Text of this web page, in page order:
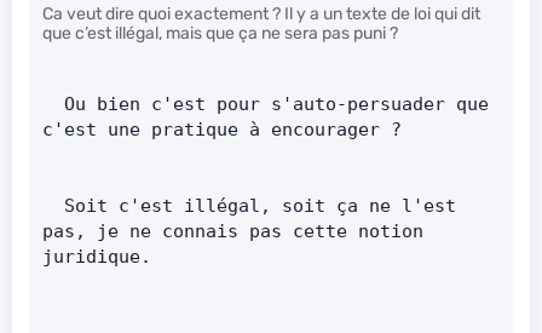
Ca veut dire quoi exactement ? Il y a un texte de loi qui dit
que c’est illégal, mais que ça ne sera pas puni ?
c'est une pratique à encourager ?
pas, je ne connais pas cette notion
juridique.